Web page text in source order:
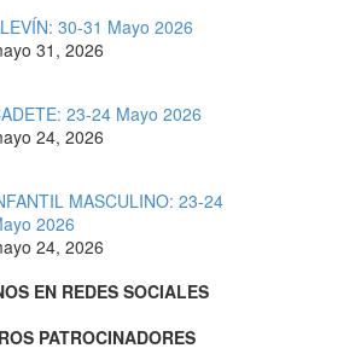
30-31 Mayo 2026
31, 2026
23-24 Mayo 2026
24, 2026
MASCULINO: 23-24
2026
24, 2026
EN REDES SOCIALES
PATROCINADORES